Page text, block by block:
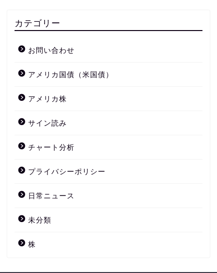
カテゴリー
お問い合わせ
アメリカ国債（米国債）
アメリカ株
サイン読み
チャート分析
プライバシーポリシー
日常ニュース
未分類
株